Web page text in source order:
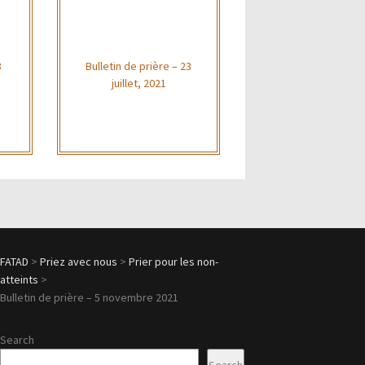
Bulletin de prière – 23
juillet, 2021
FATAD >Priez avec nous >Prier pour les non-
atteints >
Bulletin de prière – 5 novembre 2021
Search